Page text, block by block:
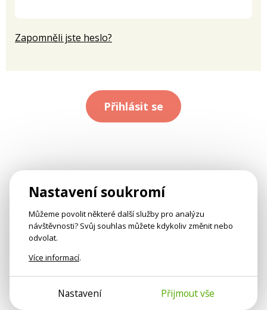
Zapomněli jste heslo?
Přihlásit se
Nastavení soukromí
Můžeme povolit některé další služby pro analýzu
návštěvnosti? Svůj souhlas můžete kdykoliv změnit nebo
odvolat.
Více informací.
Nastavení Přijmout vše